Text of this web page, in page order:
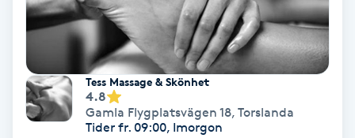
LED-ljusterapi
LPG
Tess Massage & Skönhet
4.8
Gamla Flygplatsvägen 18, Torslanda
Tider fr. 09:00, Imorgon